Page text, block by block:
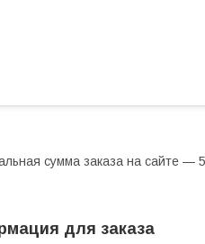
сумма заказа на сайте —
для заказа